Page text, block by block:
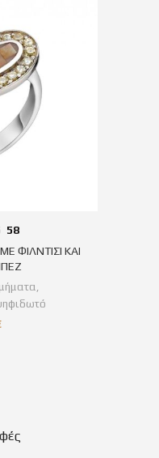
58
ΦΙΛΝΤΙΣΙ ΚΑΙ